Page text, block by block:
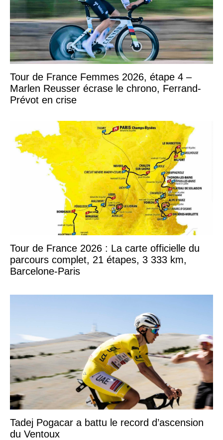
Tour de France Femmes 2026, étape 4 –
Marlen Reusser écrase le chrono, Ferrand-
Prévot en crise
Tour de France 2026 : La carte officielle du
parcours complet, 21 étapes, 3 333 km,
Barcelone-Paris
Tadej Pogacar a battu le record d’ascension
du Ventoux